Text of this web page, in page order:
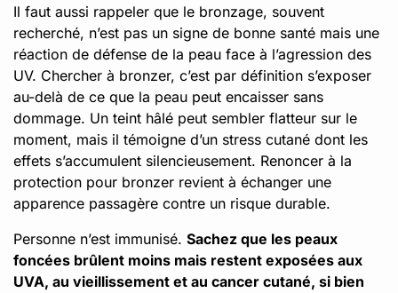
Il faut aussi rappeler que le bronzage, souvent
recherché, n’est pas un signe de bonne santé mais une
réaction de défense de la peau face à l’agression des
UV. Chercher à bronzer, c’est par définition s’exposer
au-delà de ce que la peau peut encaisser sans
dommage. Un teint hâlé peut sembler flatteur sur le
moment, mais il témoigne d’un stress cutané dont les
effets s’accumulent silencieusement. Renoncer à la
protection pour bronzer revient à échanger une
apparence passagère contre un risque durable.
Personne n’est immunisé. Sachez que les peaux
foncées brûlent moins mais restent exposées aux
UVA, au vieillissement et au cancer cutané, si bien